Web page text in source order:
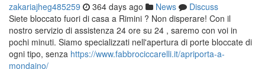
zakariajheg485259 364 days ago News
Discuss
Siete bloccato fuori di casa a Rimini ? Non disperare! Con il
nostro servizio di assistenza 24 ore su 24 , saremo con voi in
pochi minuti. Siamo specializzati nell'apertura di porte bloccate di
ogni tipo, senza https://www.fabbrociccarelli.it/apriporta-a-
mondaino/